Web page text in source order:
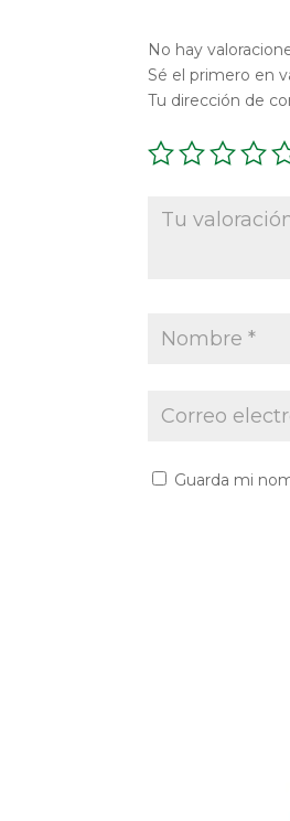
No hay
Sé el primero en
Tu dirección de
Guarda mi